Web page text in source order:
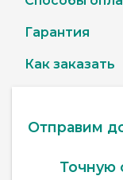
Гарантия
Как заказать
Отправим
Точную